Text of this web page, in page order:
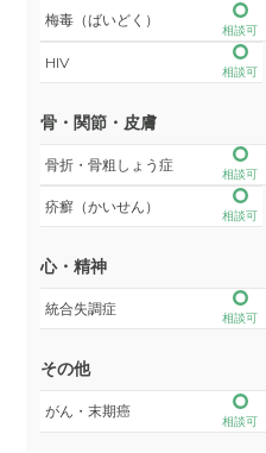
梅毒（ばいどく）
相談可
HIV
相談可
骨・関節・皮膚
骨折・骨粗しょう症
相談可
疥癬（かいせん）
相談可
心・精神
統合失調症
相談可
その他
がん・末期癌
相談可